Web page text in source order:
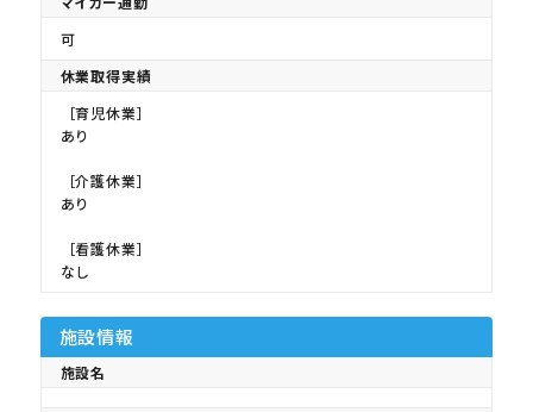
可
休業取得実績
［育児休業］
あり
［介護休業］
あり
［看護休業］
なし
施設情報
施設名